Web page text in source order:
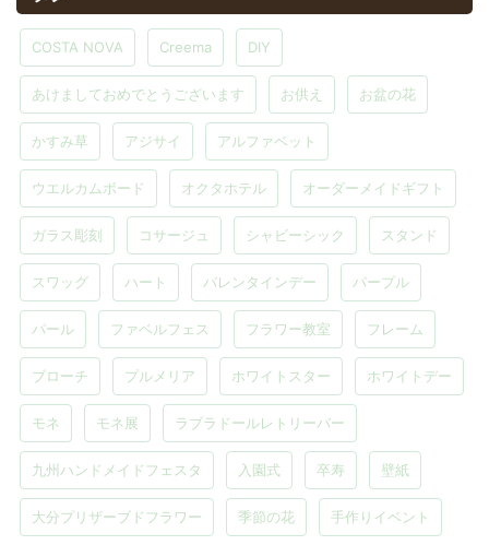
COSTA NOVA Creema DIY
あけましておめでとうございます お供え お盆の花
かすみ草 アジサイ アルファベット
ウエルカムボード オクタホテル オーダーメイドギフト
ガラス彫刻 コサージュ シャビーシック スタンド
スワッグ ハート バレンタインデー パープル
パール ファベルフェス フラワー教室 フレーム
ブローチ プルメリア ホワイトスター ホワイトデー
モネ モネ展 ラブラドールレトリーバー
九州ハンドメイドフェスタ 入園式 卒寿 壁紙
大分プリザーブドフラワー 季節の花 手作りイベント